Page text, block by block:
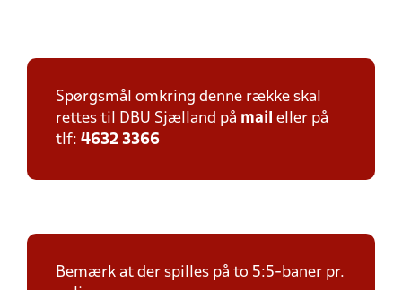
Spørgsmål omkring denne række skal
rettes til DBU Sjælland på mail eller på
tlf: 4632 3366
Bemærk at der spilles på to 5:5-baner pr.